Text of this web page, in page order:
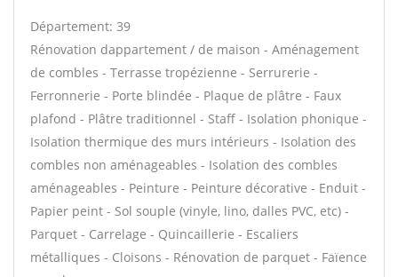
Département: 39
Rénovation dappartement / de maison - Aménagement
de combles - Terrasse tropézienne - Serrurerie -
Ferronnerie - Porte blindée - Plaque de plâtre - Faux
plafond - Plâtre traditionnel - Staff - Isolation phonique -
Isolation thermique des murs intérieurs - Isolation des
combles non aménageables - Isolation des combles
aménageables - Peinture - Peinture décorative - Enduit -
Papier peint - Sol souple (vinyle, lino, dalles PVC, etc) -
Parquet - Carrelage - Quincaillerie - Escaliers
métalliques - Cloisons - Rénovation de parquet - Faïence